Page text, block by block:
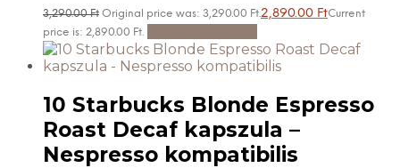
3,290.00Ft Original price was: 3,290.00 Ft.2,890.00 FtCurrent
price is: 2,890.00 Ft.
10 Starbucks Blonde Espresso
Roast Decaf kapszula –
Nespresso kompatibilis